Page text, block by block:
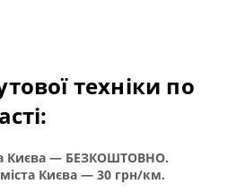
техніки по
Києва — БЕЗКОШТОВНО.
Києва — 30 грн/км.